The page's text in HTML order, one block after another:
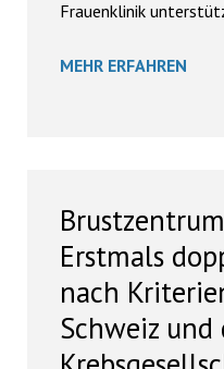
Frauenklinik
MEHR ERFAHREN
Erstmals
nach
Schweiz und